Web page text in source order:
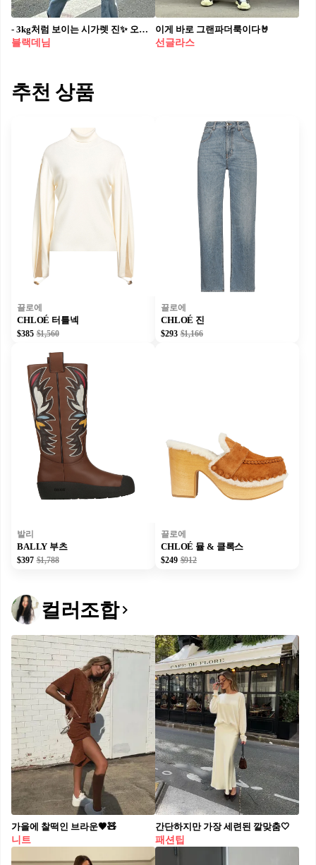
- 3kg처럼 보이는 시가렛 진✨ 오버핏 말고 깔끔하게 떨어지는 슬림한 시가렛 진 입을 때👖🖤
블랙데님
이게 바로 그랜파더룩이다🤘⁠
선글라스
추천 상품
끌로에
CHLOÉ 터틀넥
$385 $1,560
끌로에
CHLOÉ 진
$293 $1,166
발리
BALLY 부츠
$397 $1,788
끌로에
CHLOÉ 뮬 & 클록스
$249 $912
컬러조합
가을에 찰떡인 브라운🤎🧸
니트
간단하지만 가장 세련된 깔맞춤🤍
패션팁